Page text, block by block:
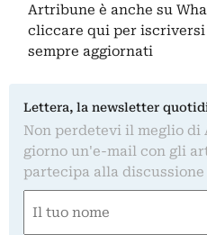
Artribune è anche su
cliccare qui per iscriversi
sempre aggiornati
Lettera, la newsletter
Non perdetevi il meglio
giorno un'e-mail con gli
partecipa alla
(Required)